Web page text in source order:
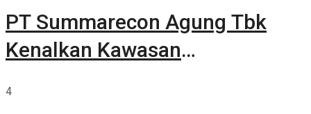
PT Summarecon Agung Tbk
Kenalkan Kawasan
4